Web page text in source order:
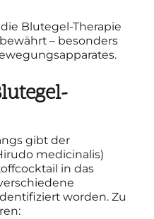
Blutegel-Therapie
– besonders
gibt der
medicinalis)
in das
worden. Zu